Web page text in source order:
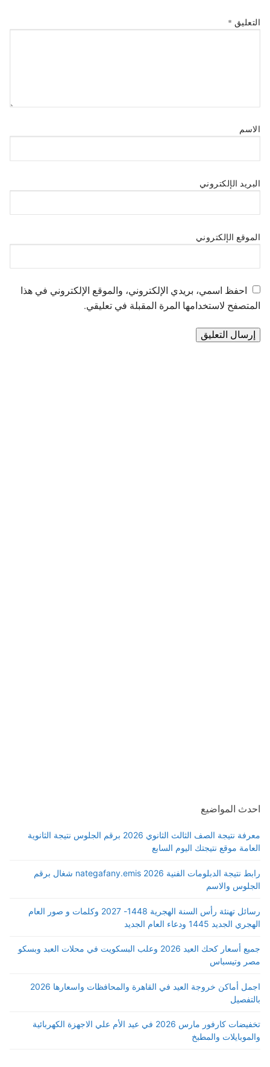
التعليق *
الاسم
البريد الإلكتروني
الموقع الإلكتروني
احفظ اسمي، بريدي الإلكتروني، والموقع الإلكتروني في هذا
المتصفح لاستخدامها المرة المقبلة في تعليقي.
احدث المواضيع
معرفة نتيجة الصف الثالث الثانوي 2026 برقم الجلوس نتيجة الثانوية
العامة موقع نتيجتك اليوم السابع
رابط نتيجة الدبلومات الفنية 2026 nategafany.emis شغال برقم
الجلوس والاسم
رسائل تهنئة رأس السنة الهجرية 1448- 2027 وكلمات و صور العام
الهجري الجديد 1445 ودعاء العام الجديد
جميع أسعار كحك العيد 2026 وعلب البسكويت في محلات العبد وبسكو
مصر وتيسباس
اجمل أماكن خروجة العيد في القاهرة والمحافظات واسعارها 2026
بالتفصيل
تخفيضات كارفور مارس 2026 في عيد الأم علي الاجهزة الكهربائية
والموبايلات والمطبخ